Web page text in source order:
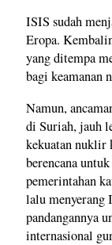
ISIS sudah
Eropa.
yang ditempa
bagi keamanan
Namun,
di Suriah, jauh
kekuatan nuklir
berencana
pemerintahan
lalu menyerang
pandangannya
internasional